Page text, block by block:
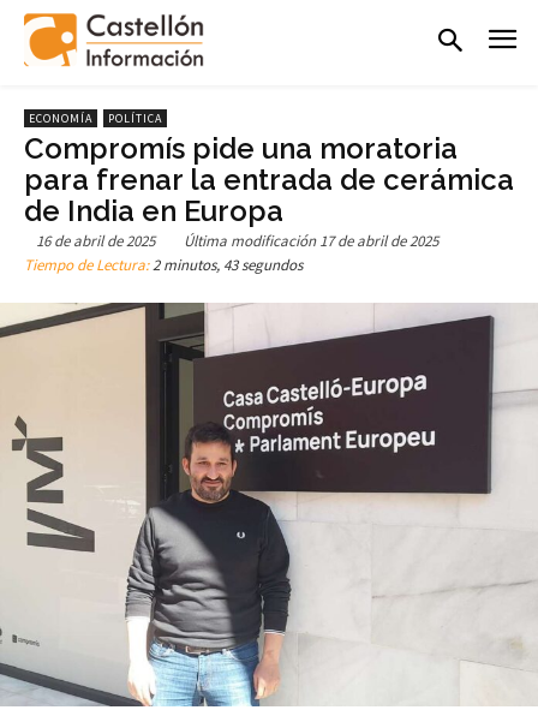
ECONOMÍA POLÍTICA
Compromís pide una moratoria
para frenar la entrada de cerámica
de India en Europa
16 de abril de 2025 Última modificación 17 de abril de 2025
Tiempo de Lectura:2 minutos, 43 segundos